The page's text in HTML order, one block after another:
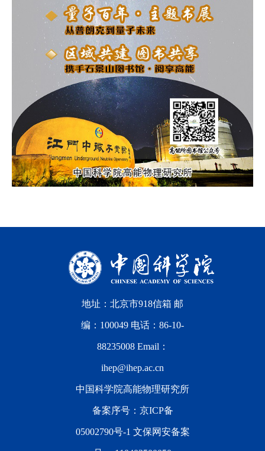
地址：北京市918信箱 邮
编：100049 电话：86-10-
88235008 Email：
ihep@ihep.ac.cn
中国科学院高能物理研究所
备案序号： 京ICP备
05002790号-1 文保网安备案